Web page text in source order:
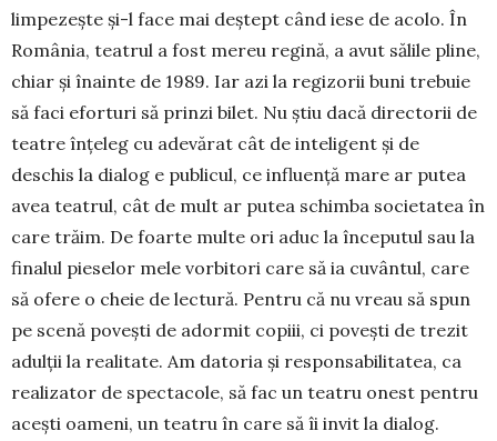
limpezește și-l face mai deș­tept când iese de acolo. În
Româ­nia, teatrul a fost mereu regină, a avut sălile pline,
chiar și înainte de 1989. Iar azi la regi­zo­rii buni trebuie
să faci eforturi să prinzi bilet. Nu știu dacă directorii de
teatre înțeleg cu adevărat cât de inte­li­gent și de
deschis la dialog e publicul, ce influență mare ar putea
avea teatrul, cât de mult ar putea schimba societatea în
care trăim. De foarte multe ori aduc la începutul sau la
finalul pieselor mele vorbitori care să ia cuvântul, care
să ofere o cheie de lectură. Pentru că nu vreau să spun
pe scenă povești de adormit co­piii, ci povești de trezit
adulții la realitate. Am datoria și responsabilitatea, ca
realizator de specta­cole, să fac un teatru onest pentru
acești oameni, un teatru în care să îi invit la dialog.